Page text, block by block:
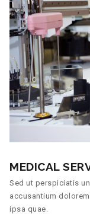
MEDICAL
Sed ut perspiciatis
accusantium
ipsa quae.